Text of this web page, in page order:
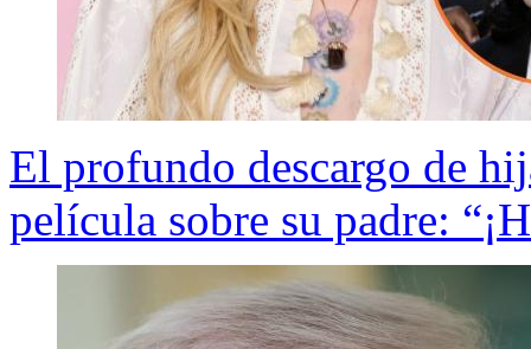
El profundo descargo de
película sobre su padre: